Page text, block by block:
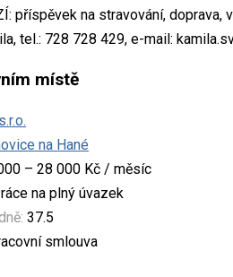
příspěvek na stravování,
tel.: 728 728 429, e-mail:
místě
na Hané
– 28 000 Kč / měsíc
na plný úvazek
37.5
smlouva